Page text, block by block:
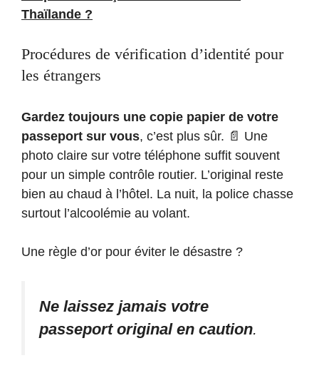
Thaïlande ?
Procédures de vérification d’identité pour
les étrangers
Gardez toujours une copie papier de votre
passeport sur vous, c’est plus sûr. 📄 Une
photo claire sur votre téléphone suffit souvent
pour un simple contrôle routier. L’original reste
bien au chaud à l’hôtel. La nuit, la police chasse
surtout l’alcoolémie au volant.
Une règle d’or pour éviter le désastre ?
Ne laissez jamais votre
passeport original en caution.